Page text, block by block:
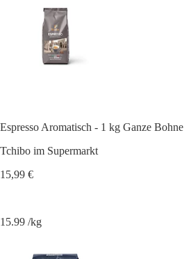
Espresso Aromatisch - 1 kg Ganze Bohne
Tchibo im Supermarkt
15,99 €
15.99 /kg